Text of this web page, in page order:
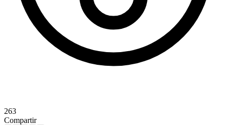
263
Compartir